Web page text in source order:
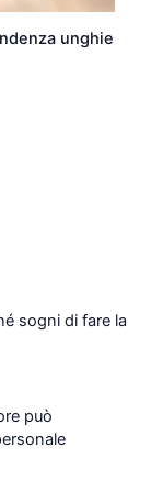
unghie
sogni di fare la
può